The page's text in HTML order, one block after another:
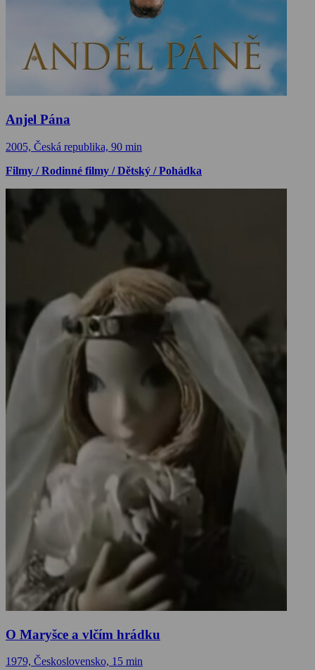
Anjel Pána
2005, Česká republika, 90 min
Filmy / Rodinné filmy / Dětský / Pohádka
O Maryšce a vlčím hrádku
1979, Československo, 15 min